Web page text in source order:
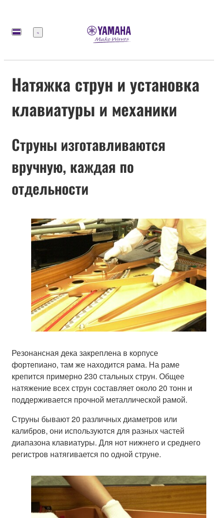
Меню
Натяжка струн и установка
клавиатуры и механики
Струны изготавливаются
вручную, каждая по
отдельности
Резонансная дека закреплена в корпусе
фортепиано, там же находится рама. На раме
крепится примерно 230 стальных струн. Общее
натяжение всех струн составляет около 20 тонн и
поддерживается прочной металлической рамой.
Струны бывают 20 различных диаметров или
калибров, они используются для разных частей
диапазона клавиатуры. Для нот нижнего и среднего
регистров натягивается по одной струне.